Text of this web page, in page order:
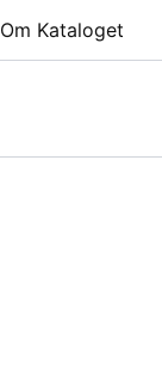
Om Kataloget